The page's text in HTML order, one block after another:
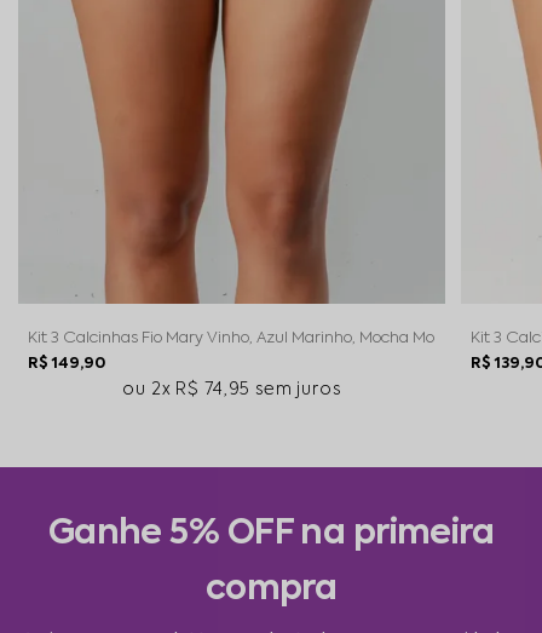
Kit 3 Calcinhas Fio Mary Vinho, Azul Marinho, Mocha Mousse
R$ 149,90
2x R$ 74,95sem juros
Kit 3
R$
Ganhe 5% OFF na primeira
compra